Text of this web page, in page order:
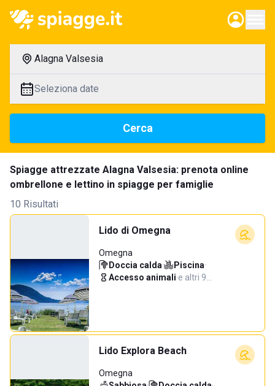
Alagna Valsesia
Seleziona date
Cerca
Spiagge attrezzate Alagna Valsesia: prenota online
ombrellone e lettino in spiagge per famiglie
10 Risultati
Lido di Omegna
Omegna
Doccia calda· Piscina·
Accesso animali·e altri 9…
Lido Explora Beach
Omegna